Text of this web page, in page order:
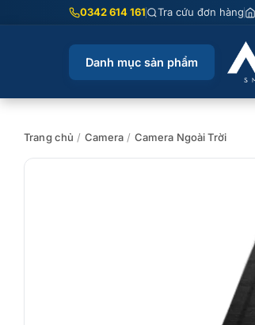
0342 614 161 Tra cứu đơn hàng
Danh mục sản phẩm
Trang chủ / Camera / Camera Ngoài Trời